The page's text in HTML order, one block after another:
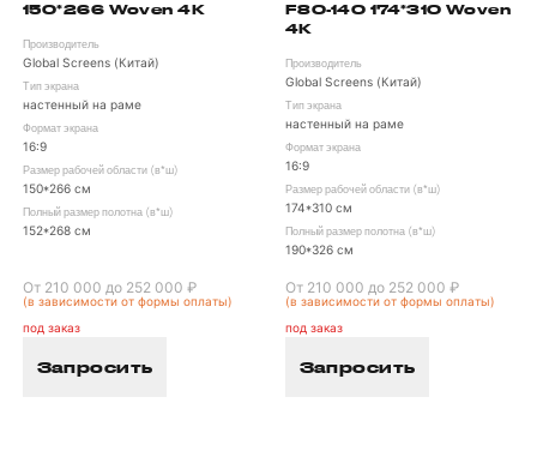
150*266 Woven 4K
Производитель
Global Screens (Китай)
Тип экрана
настенный на раме
Формат экрана
16:9
Размер рабочей области (в*ш)
150*266 см
Полный размер полотна (в*ш)
152*268 см
От 210 000 до 252 000 ₽
(в зависимости от формы оплаты)
под заказ
Запросить
F80-140 174*310 Woven
4K
Производитель
Global Screens (Китай)
Тип экрана
настенный на раме
Формат экрана
16:9
Размер рабочей области (в*ш)
174*310 см
Полный размер полотна (в*ш)
190*326 см
От 210 000 до 252 000 ₽
(в зависимости от формы оплаты)
под заказ
Запросить